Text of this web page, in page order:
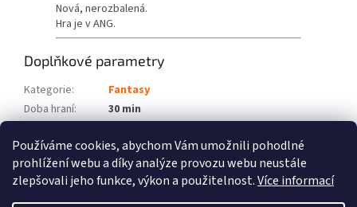
Používáme cookies, abychom Vám umožnili pohodlné
prohlížení webu a díky analýze provozu webu neustále
zlepšovali jeho funkce, výkon a použitelnost.Více informací
Nová, nerozbalená.
Hra je v ANG.
Doplňkové parametry
Kategorie:
Fantasy
Doba hraní:
30 min
Věková skupina: 14+